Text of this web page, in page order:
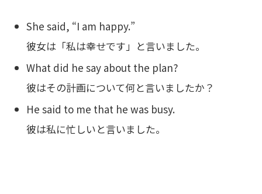
She said, “I am happy.”
彼女は「私は幸せです」と言いました。
What did he say about the plan?
彼はその計画について何と言いましたか？
He said to me that he was busy.
彼は私に忙しいと言いました。